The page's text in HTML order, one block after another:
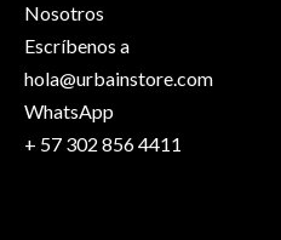
Nosotros
Escríbenos a
hola@urbainstore.com
WhatsApp
+ 57 302 856 4411